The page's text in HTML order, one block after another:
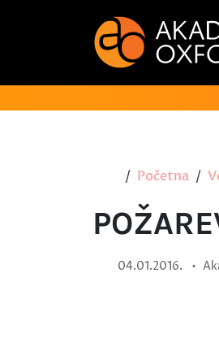
Početna
04.01.2016. •